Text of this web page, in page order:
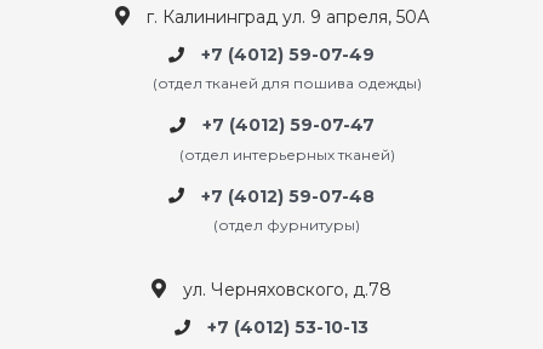
г. Калининград ул. 9 апреля, 50А
+7 (4012) 59-07-49
(отдел тканей для пошива одежды)
+7 (4012) 59-07-47
(отдел интерьерных тканей)
+7 (4012) 59-07-48
(отдел фурнитуры)
ул. Черняховского, д.78
+7 (4012) 53-10-13